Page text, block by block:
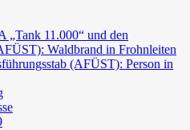
„Tank 11.000“ und den
Waldbrand in Frohnleiten
(AFÜST): Person in